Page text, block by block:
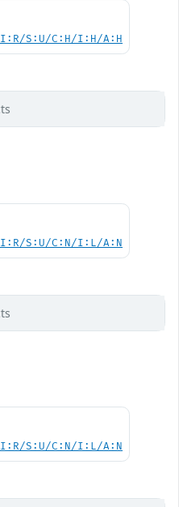
S:U/C:H/I:H/A:H
S:U/C:N/I:L/A:N
S:U/C:N/I:L/A:N